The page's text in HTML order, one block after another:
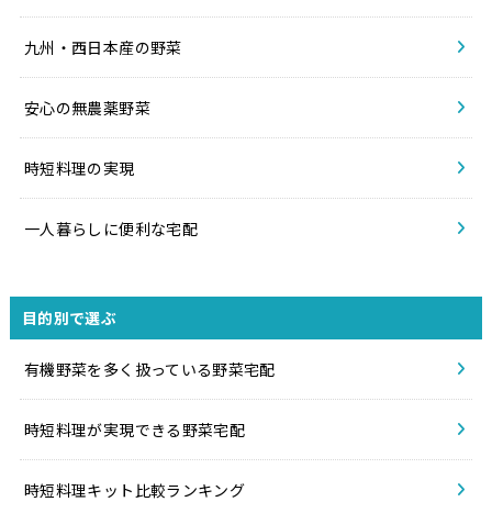
九州・西日本産の野菜
安心の無農薬野菜
時短料理の実現
一人暮らしに便利な宅配
目的別で選ぶ
有機野菜を多く扱っている野菜宅配
時短料理が実現できる野菜宅配
時短料理キット比較ランキング